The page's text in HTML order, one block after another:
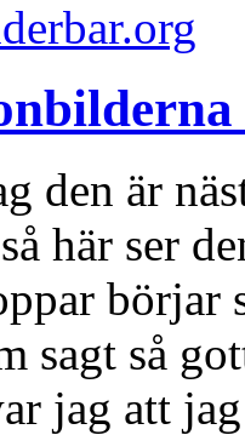
den är
här ser
börjar
sagt så
jag att